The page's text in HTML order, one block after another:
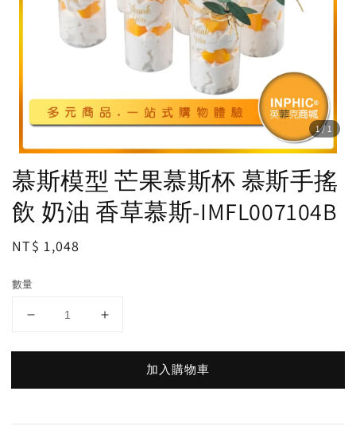
1/1
慕斯模型 芒果慕斯杯 慕斯手搖
飲 奶油 香草慕斯-IMFL007104B
Regular
NT$ 1,048
數量
加入購物車